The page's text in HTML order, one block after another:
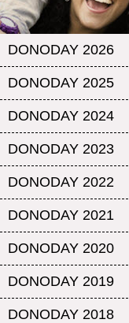
DONODAY 2026
DONODAY 2025
DONODAY 2024
DONODAY 2023
DONODAY 2022
DONODAY 2021
DONODAY 2020
DONODAY 2019
DONODAY 2018